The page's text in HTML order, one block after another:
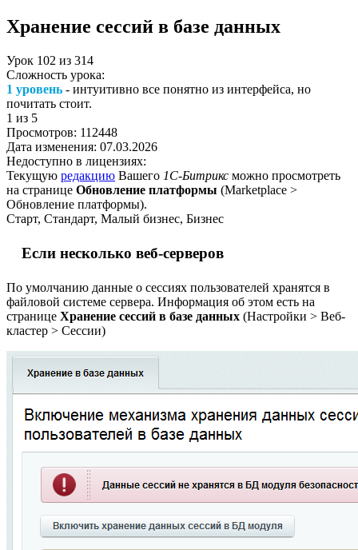
Хранение сессий в базе данных
Урок 102 из 314
Сложность урока:
1 уровень - интуитивно все понятно из интерфейса, но
почитать стоит.
1 из 5
Просмотров: 112448
Дата изменения: 07.03.2026
Недоступно в лицензиях:
Текущую редакцию Вашего 1С-Битрикс можно просмотреть
на странице Обновление платформы (Marketplace >
Обновление платформы).
Старт, Стандарт, Малый бизнес, Бизнес
Если несколько веб-серверов
По умолчанию данные о сессиях пользователей хранятся в
файловой системе сервера. Информация об этом есть на
странице Хранение сессий в базе данных (Настройки > Веб-
кластер > Сессии)